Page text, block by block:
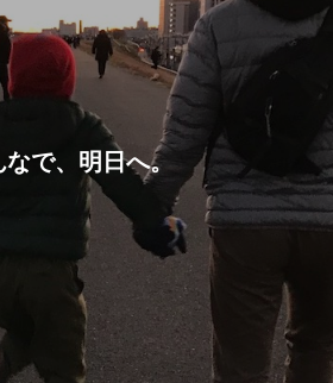
で、明日へ。